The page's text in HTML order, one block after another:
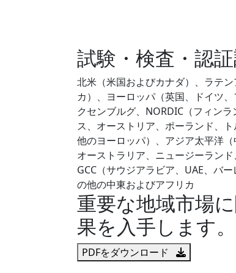
試験・検査・認
北米（米国およびカナダ）、ラテ
カ）、ヨーロッパ（英国、ドイツ
クセンブルグ、NORDIC（フィン
ス、オーストリア、ポーランド、
他のヨーロッパ）、アジア太平洋
オーストラリア、ニュージーラン
GCC（サウジアラビア、UAE、バ
の他の中東およびアフリカ
重要な地域市場
果を入手します。
PDFをダウンロード